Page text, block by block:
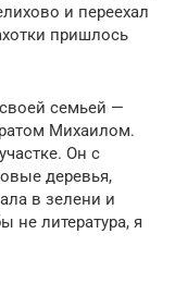
и переехал
пришлось
семьей —
Михаилом.
Он с
деревья,
в зелени и
не литература, я